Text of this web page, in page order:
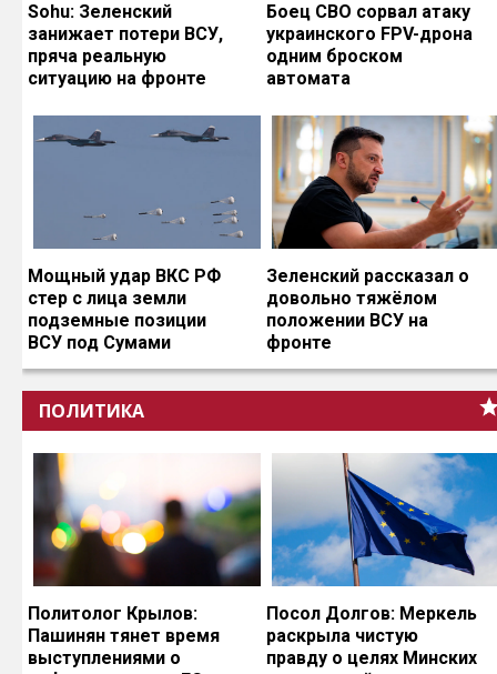
Sohu: Зеленский
занижает потери ВСУ,
пряча реальную
ситуацию на фронте
Боец СВО сорвал атаку
украинского FPV-дрона
одним броском
автомата
Мощный удар ВКС РФ
стер с лица земли
подземные позиции
ВСУ под Сумами
Зеленский рассказал о
довольно тяжёлом
положении ВСУ на
фронте
ПОЛИТИКА
Политолог Крылов:
Пашинян тянет время
выступлениями о
Посол Долгов: Меркель
раскрыла чистую
правду о целях Минских